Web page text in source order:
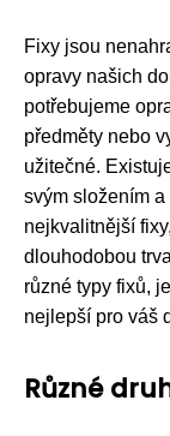
Fixy jsou
opravy našich
potřebujeme
předměty nebo
užitečné.
svým složením
nejkvalitnější
dlouhodobou
různé typy fixů,
nejlepší pro váš
Různé